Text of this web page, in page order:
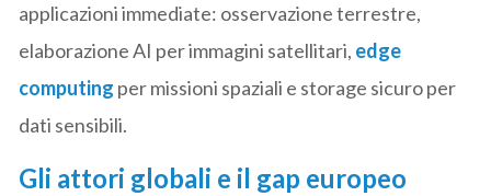
applicazioni immediate: osservazione terrestre,
elaborazione AI per immagini satellitari, edge
computing per missioni spaziali e storage sicuro per
dati sensibili.
Gli attori globali e il gap europeo